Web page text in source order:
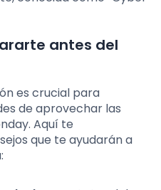
antes del
es crucial para
de aprovechar las
Aquí te
que te ayudarán a